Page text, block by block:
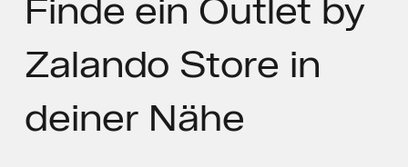
Finde ein Outlet by
Zalando Store in
deiner Nähe